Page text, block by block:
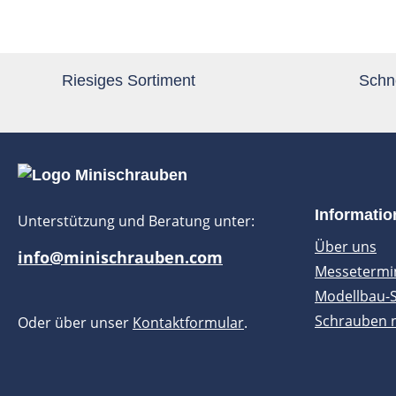
Riesiges Sortiment
Unterstützung und Beratung unter:
info@minischrauben.com
Oder über unser Kontaktformular.
Über uns
Modellbau-
Schrauben